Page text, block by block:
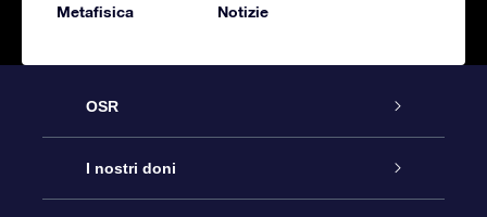
Metafisica Notizie
OSR
Assistenza
I nostri doni